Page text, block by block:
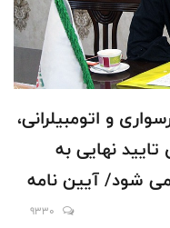
و اتومبیلرانی،
نهایی به
شود/ آیین نامه
مصوب شد
9330